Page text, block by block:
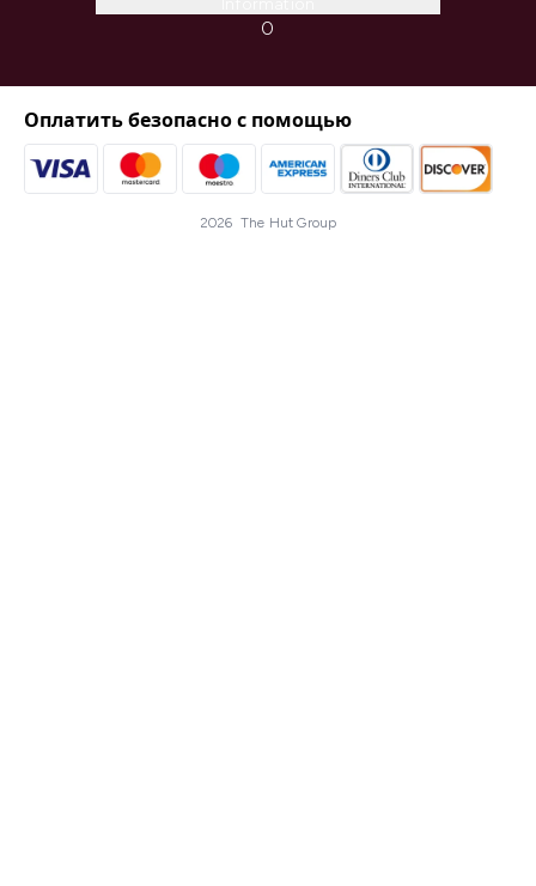
0
2026 The Hut Group
Оплатить безопасно с помощью